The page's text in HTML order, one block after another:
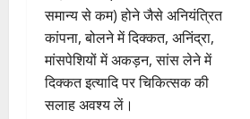
समान्य से कम) होने जैसे अनियंत्रित
कांपना, बोलने में दिक्कत, अनिंद्रा,
मांसपेशियों में अकड़न, सांस लेने में
दिक्कत इत्यादि पर चिकित्सक की
सलाह अवश्य लें।